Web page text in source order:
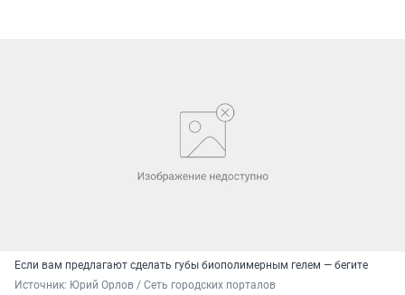
Если вам предлагают сделать губы биополимерным гелем — бегите
Источник: Юрий Орлов / Сеть городских порталов